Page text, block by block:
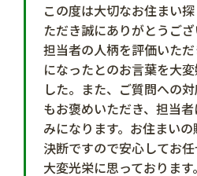
この度は大切なお住まい
ただき誠にありがとうござ
担当者の人柄を評価いた
になったとのお言葉を大
した。また、ご質問への
もお褒めいただき、担当
みになります。お住まい
決断ですので安心してお
大変光栄に思っておりま